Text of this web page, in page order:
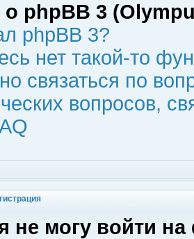
phpBB 3
phpBB 3?
нет такой-то
связаться по
вопросов,
не могу войти